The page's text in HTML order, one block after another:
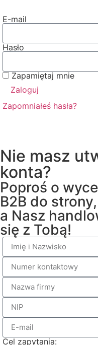
E-mail
Hasło
Zapamiętaj mnie
Zaloguj
Zapomniałeś hasła?
Nie masz
konta?
Poproś o
B2B do strony,
a Nasz
się z Tobą!
Cel zapytania: